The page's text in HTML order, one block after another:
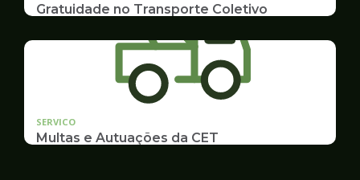
Gratuidade no Transporte Coletivo
Estudantes
SERVICO
Multas e Autuações da CET